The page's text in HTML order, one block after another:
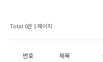
Total 0건 1 페이지
번호 제목